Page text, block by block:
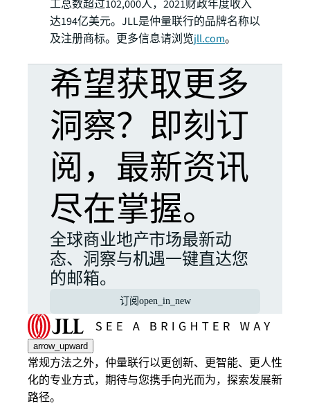
工总数超过102,000人，2021财政年度收入
达194亿美元。JLL是仲量联行的品牌名称以
及注册商标。更多信息请浏览jll.com。
希望获取更多
洞察？即刻订
阅，最新资讯
尽在掌握。
全球商业地产市场最新动
态、洞察与机遇一键直达您
的邮箱。
订阅open_in_new
arrow_upward
常规方法之外，仲量联行以更创新、更智能、更人性
化的专业方式，期待与您携手向光而为，探索发展新
路径。